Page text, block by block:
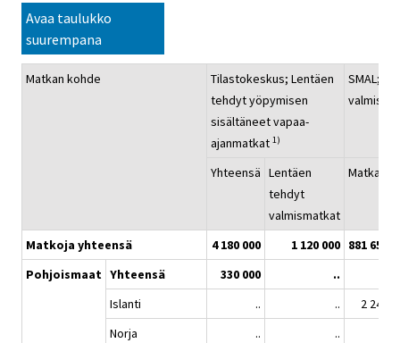
Avaa taulukko
suurempana
Matkan kohde
Tilastokeskus; Lentäen
tehdyt yöpymisen
sisältäneet vapaa-
ajanmatkat 1)
SMAL;
Yhteensä Lentäen
tehdyt
valmismatkat
Matkaa
Matkoja yhteensä
4 180 000 1 120 000 881 656
Pohjoismaat Yhteensä 330 000 ..
Islanti
.. ..
2 248
Norja
.. ..